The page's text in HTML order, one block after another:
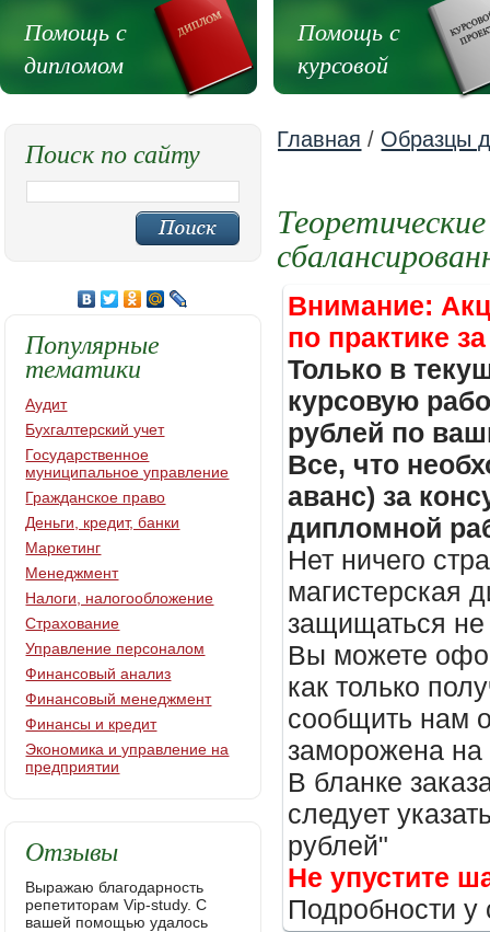
Помощь с
дипломом
Помощь с
курсовой
Главная / Образцы
Внимание:
по практике
Только в
курсовую
рублей по
Все, что
аванс) за
дипломной
Нет ничего
магистерская
защищаться не
Вы можете
как только
сообщить нам
заморожена
В бланке
следует
рублей"
Не упустите
Подробности
Поиск по сайту
Популярные
тематики
Аудит
Бухгалтерский учет
Государственное
муниципальное управление
Гражданское право
Деньги, кредит, банки
Маркетинг
Менеджмент
Налоги, налогообложение
Страхование
Управление персоналом
Финансовый анализ
Финансовый менеджмент
Финансы и кредит
Экономика и управление на
предприятии
Отзывы
Выражаю благодарность
репетиторам Vip-study. С
вашей помощью удалось